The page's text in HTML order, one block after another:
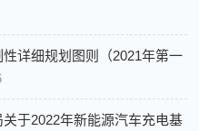
详细规划图则（2021年第一
于2022年新能源汽车充电基